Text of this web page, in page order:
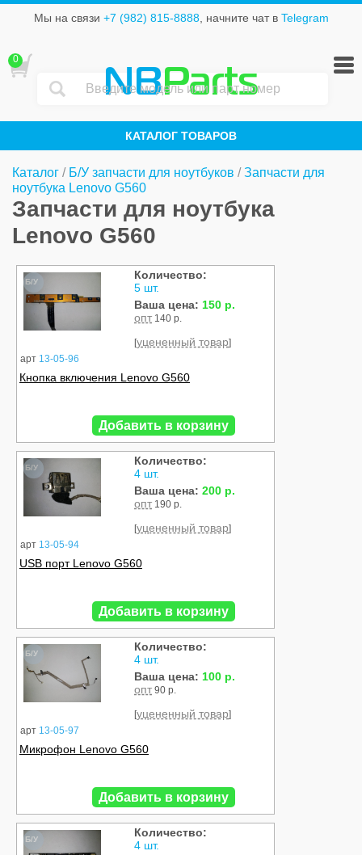
Мы на связи +7 (982) 815-8888, начните чат в Telegram
NBParts
КАТАЛОГ ТОВАРОВ
0
Каталог / Б/У запчасти для ноутбуков /Запчасти для
ноутбука Lenovo G560
Запчасти для ноутбука
Lenovo G560
Б/У
арт 13-05-96
Количество:
5 шт.
Ваша цена: 150 р.
опт 140 р.
[уцененный товар]
Кнопка включения Lenovo G560
Добавить в корзину
Б/У
арт 13-05-94
Количество:
4 шт.
Ваша цена: 200 р.
опт 190 р.
[уцененный товар]
USB порт Lenovo G560
Добавить в корзину
Б/У
арт 13-05-97
Количество:
4 шт.
Ваша цена: 100 р.
опт 90 р.
[уцененный товар]
Микрофон Lenovo G560
Добавить в корзину
Б/У
Количество:
4 шт.